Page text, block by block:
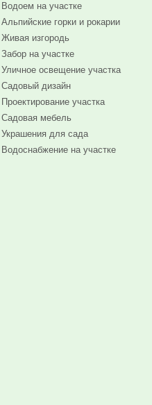
Водоем на участке
Альпийские горки и рокарии
Живая изгородь
Забор на участке
Уличное освещение участка
Садовый дизайн
Проектирование участка
Садовая мебель
Украшения для сада
Водоснабжение на участке